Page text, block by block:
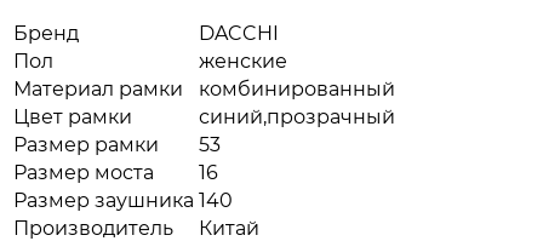
Бренд
DACCHI
Пол
женские
Материал рамки
комбинированный
Цвет рамки
синий,прозрачный
Размер рамки
53
Размер моста
16
Размер заушника 140
Производитель
Китай